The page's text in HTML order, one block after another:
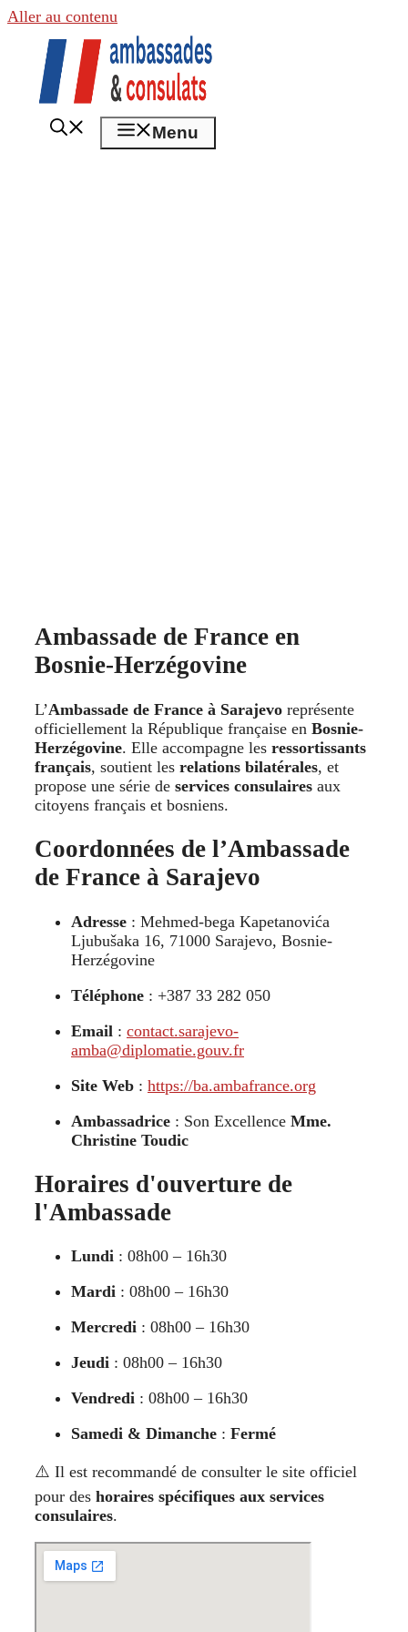
Aller au contenu
Menu
Ambassade de France en
Bosnie-Herzégovine
L’Ambassade de France à Sarajevo représente
officiellement la République française en Bosnie-
Herzégovine. Elle accompagne les ressortissants
français, soutient les relations bilatérales, et
propose une série de services consulaires aux
citoyens français et bosniens.
Coordonnées de l’Ambassade
de France à Sarajevo
Adresse : Mehmed-bega Kapetanovića
Ljubušaka 16, 71000 Sarajevo, Bosnie-
Herzégovine
Téléphone : +387 33 282 050
Email : contact.sarajevo-
amba@diplomatie.gouv.fr
Site Web : https://ba.ambafrance.org
Ambassadrice : Son Excellence Mme.
Christine Toudic
Horaires d'ouverture de
l'Ambassade
Lundi : 08h00 – 16h30
Mardi : 08h00 – 16h30
Mercredi : 08h00 – 16h30
Jeudi : 08h00 – 16h30
Vendredi : 08h00 – 16h30
Samedi & Dimanche : Fermé
⚠️ Il est recommandé de consulter le site officiel
pour des horaires spécifiques aux services
consulaires.